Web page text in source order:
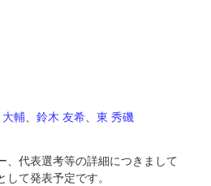
輔、 鈴木 友希、 東 秀磯
、代表選考等の詳細につきまして
て発表予定です。